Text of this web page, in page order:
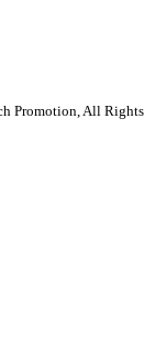
Promotion, All Rights